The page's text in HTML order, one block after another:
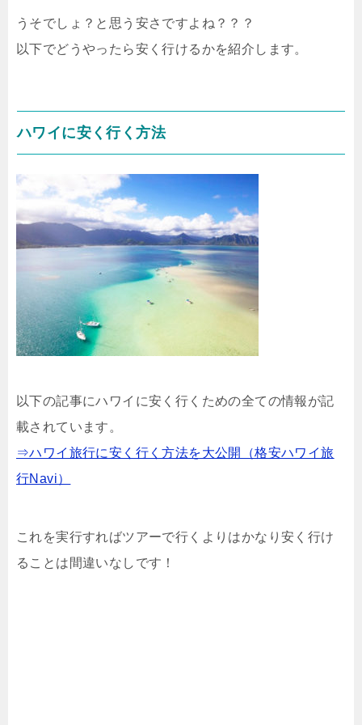
うそでしょ？と思う安さですよね？？？
以下でどうやったら安く行けるかを紹介します。
ハワイに安く行く方法
以下の記事にハワイに安く行くための全ての情報が記
載されています。
⇒ハワイ旅行に安く行く方法を大公開（格安ハワイ旅
行Navi）
これを実行すればツアーで行くよりはかなり安く行け
ることは間違いなしです！